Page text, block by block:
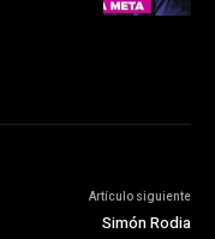
Artículo siguiente
Simón Rodia